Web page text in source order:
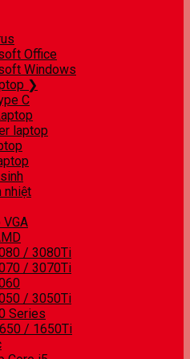
Office
Windows
❯
C
laptop
nhiệt
/ 3080Ti
/ 3070Ti
/ 3050Ti
Series
/ 1650Ti